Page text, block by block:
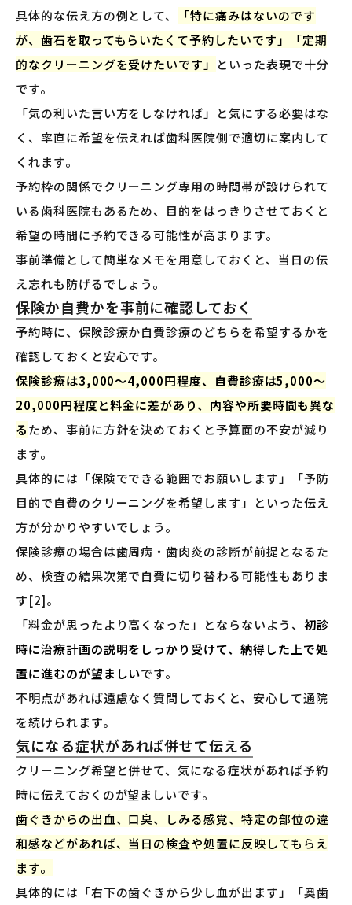
具体的な伝え方の例として、
「特に痛みはないのです
が、歯石を取ってもらいたくて予約したいです」「定期
的なクリーニングを受けたいです」
といった表現で十分
です。
「気の利いた言い方をしなければ」と気にする必要はな
く、率直に希望を伝えれば歯科医院側で適切に案内して
くれます。
予約枠の関係でクリーニング専用の時間帯が設けられて
いる歯科医院もあるため、目的をはっきりさせておくと
希望の時間に予約できる可能性が高まります。
事前準備として簡単なメモを用意しておくと、当日の伝
え忘れも防げるでしょう。
保険か自費かを事前に確認しておく
予約時に、保険診療か自費診療のどちらを希望するかを
確認しておくと安心です。
保険診療は3,000〜4,000円程度、自費診療は5,000〜
20,000円程度と料金に差があり、内容や所要時間も異な
るため、事前に方針を決めておくと予算面の不安が減り
ます。
具体的には「保険でできる範囲でお願いします」「予防
目的で自費のクリーニングを希望します」といった伝え
方が分かりやすいでしょう。
保険診療の場合は歯周病・歯肉炎の診断が前提となるた
め、検査の結果次第で自費に切り替わる可能性もありま
す[2]。
「料金が思ったより高くなった」とならないよう、 初診
時に治療計画の説明をしっかり受けて、納得した上で処
置に進むのが望ましいです。
不明点があれば遠慮なく質問しておくと、安心して通院
を続けられます。
気になる症状があれば併せて伝える
クリーニング希望と併せて、気になる症状があれば予約
時に伝えておくのが望ましいです。
歯ぐきからの出血、口臭、しみる感覚、特定の部位の違
和感などがあれば、当日の検査や処置に反映してもらえ
ます。
具体的には「右下の歯ぐきから少し血が出ます」「奥歯